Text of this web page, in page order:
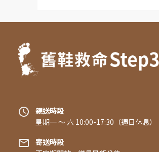
親送時段
星期一 〜 六 10:00-17:30（週日休息）
寄送時段